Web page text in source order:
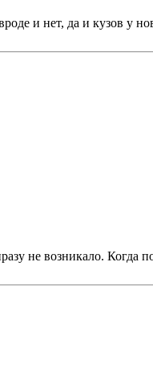
и нет, да и кузов у
не возникало. Когда